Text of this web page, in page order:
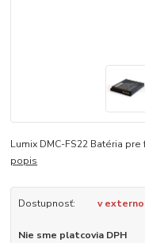
Lumix DMC-FS22 Batéria
popis
Dostupnosť: v
Nie sme platcovia DPH